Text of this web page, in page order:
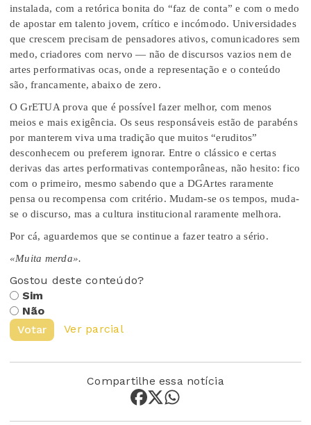
instalada, com a retórica bonita do “faz de conta” e com o medo
de apostar em talento jovem, crítico e incómodo. Universidades
que crescem precisam de pensadores ativos, comunicadores sem
medo, criadores com nervo — não de discursos vazios nem de
artes performativas ocas, onde a representação e o conteúdo
são, francamente, abaixo de zero.
O GrETUA prova que é possível fazer melhor, com menos
meios e mais exigência. Os seus responsáveis estão de parabéns
por manterem viva uma tradição que muitos “eruditos”
desconhecem ou preferem ignorar. Entre o clássico e certas
derivas das artes performativas contemporâneas, não hesito: fico
com o primeiro, mesmo sabendo que a DGArtes raramente
pensa ou recompensa com critério. Mudam-se os tempos, muda-
se o discurso, mas a cultura institucional raramente melhora.
Por cá, aguardemos que se continue a fazer teatro a sério.
«Muita merda».
Gostou deste conteúdo?
Sim
Não
Votar
Ver parcial
Compartilhe essa notícia